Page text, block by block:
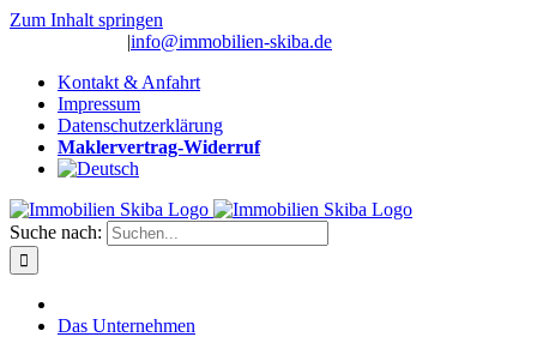
Zum Inhalt springen
|info@immobilien-skiba.de
Kontakt & Anfahrt
Impressum
Datenschutzerklärung
Maklervertrag-Widerruf
Suche nach:
Das Unternehmen